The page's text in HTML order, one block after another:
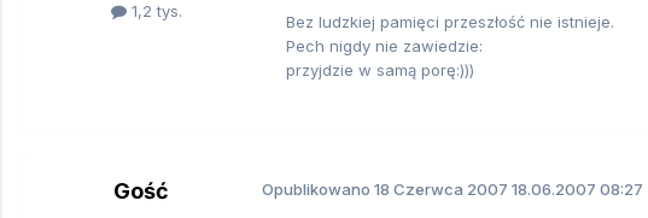
1,2 tys.
Bez ludzkiej pamięci przeszłość nie istnieje.
Pech nigdy nie zawiedzie:
przyjdzie w samą porę:)))
Gość Opublikowano 18 Czerwca 2007 18.06.2007 08:27